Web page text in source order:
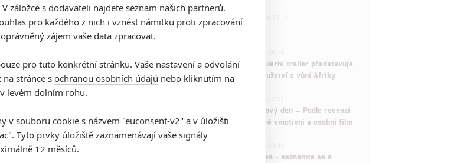
– Trailer vyloženě
divácký zájem. Nejnovější anotace
se spojí
FILM | 01.08.2026 07:11
拆彈專家
Děti krve a kostí: Regulérní trailer představuje
akční fantasy dobrodružství s vůní Afriky
Spider-Man: Zbrusu nový den – Podle recenzí
máme čekat překvapivě emotivní a osobní film
1
Velké preview: Odyssea - seznamte se s
záložce s dodavateli najdete seznam našich partnerů.
pro každého z nich i vznést námitku proti zpracování
zájem vaše data zpracovat.
pro tuto konkrétní stránku. Vaše nastavení a odvolání
stránce s ochranou osobních údajů nebo kliknutím na
v levém dolním rohu.
v souboru cookie s názvem "euconsent-v2" a v úložišti
Tyto prvky úložiště zaznamenávají vaše signály
12 měsíců.